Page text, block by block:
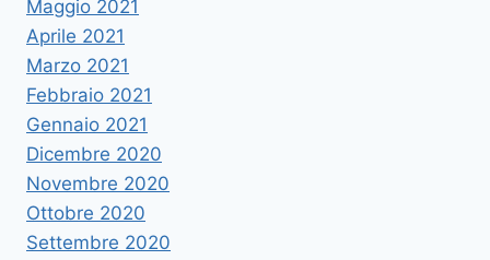
Maggio 2021
Aprile 2021
Marzo 2021
Febbraio 2021
Gennaio 2021
Dicembre 2020
Novembre 2020
Ottobre 2020
Settembre 2020